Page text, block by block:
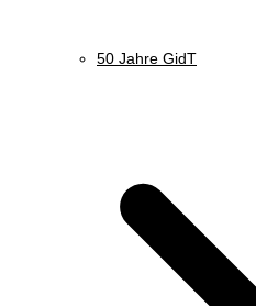
50 Jahre GidT